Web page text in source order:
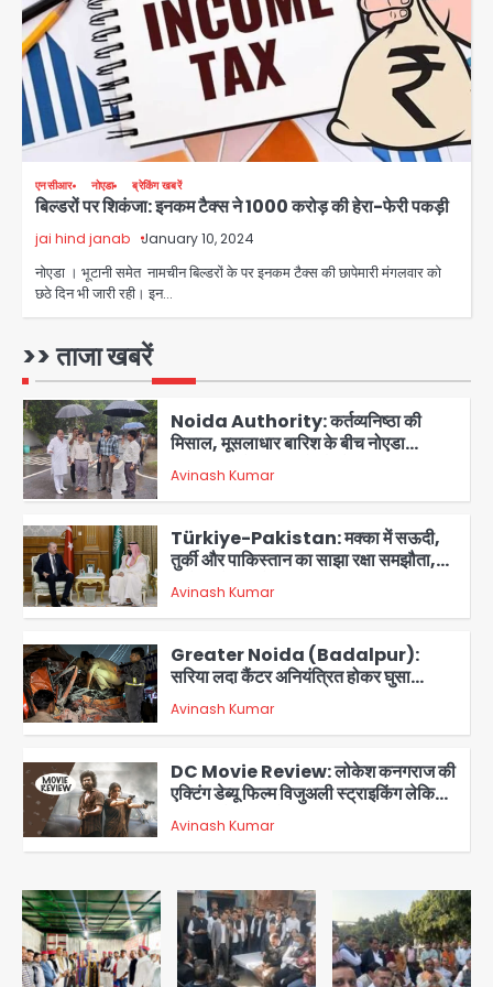
एनसीआर नोएडा ब्रेकिंग खबरें
बिल्डरों पर शिकंजा: इनकम टैक्स ने 1000 करोड़ की हेरा-फेरी पकड़ी
jai hind janab January 10, 2024
नोएडा । भूटानी समेत नामचीन बिल्डरों के पर इनकम टैक्स की छापेमारी मंगलवार को
छठे दिन भी जारी रही। इन…
>> ताजा खबरें
3
Avinash Kumar
4
Greater Noida (Badalpur):
सरिया लदा कैंटर अनियंत्रित होकर घुसा
किराना दुकान में , ड्राइवर की मौत
Avinash Kumar
DC Movie Review: लोकेश कनगराज की
एक्टिंग डेब्यू फिल्म विजुअली स्ट्राइकिंग लेकिन
स्क्रीनप्ले में कमजोर, लेकिन कहानी अधूरी रह
गई, 3 स्टार रेटिंग
Avinash Kumar
1
Felix Hospital Noida: फेलिक्स
2
Noida Authority: कर्तव्यनिष्ठा की
मिसाल, मूसलाधार बारिश के बीच नोएडा
प्राधिकरण ने संभाला मोर्चा, सेक्टर 105
आरडब्ल्यूए ने जताया आभार
Avinash Kumar
3
Türkiye-Pakistan: मक्का में सऊदी,
तुर्की और पाकिस्तान का साझा रक्षा समझौता,
जानें इसके मायने
Avinash Kumar
4
Greater Noida (Badalpur):
सरिया लदा कैंटर अनियंत्रित होकर घुसा
किराना दुकान में , ड्राइवर की मौत
Avinash Kumar
5
DC Movie Review: लोकेश कनगराज की
एक्टिंग डेब्यू फिल्म विजुअली स्ट्राइकिंग लेकिन
स्क्रीनप्ले में कमजोर, लेकिन कहानी अधूरी रह
गई, 3 स्टार रेटिंग
Avinash Kumar
1
Felix Hospital Noida: फेलिक्स
हॉस्पिटल और नोएडा लोक मंच की पहल, अब
सिर्फ 30 रुपये में मिलेगी 24 घंटे ऑनलाइन
डॉक्टर परामर्श सुविधा
Avinash Kumar